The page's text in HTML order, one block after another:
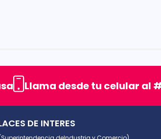
Llama desde tu celular al
DE INTERES